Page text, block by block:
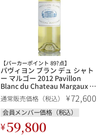
ペトリュス
ルイ・ロデレール
カリフォルニア
ドイツ
その他国
【パーカーポイント 89?点】
パヴィヨン ブラン デュ シャト
ー マルゴー 2012 Pavillon
Blanc du Chateau Margaux フ
ランス ボルドー 白ワイン
通常販売価格（税込） ¥72,600
会員メンバー価格（税込）
¥59,800